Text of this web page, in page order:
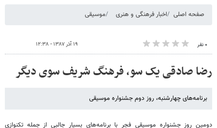
صفحه اصلی اخبار فرهنگی و هنری موسیقی
۰ نفر ۱۹ آذر ۱۳۸۷ - ۱۲:۳۸
رضا صادقی یک سو، فرهنگ شریف سوی دیگر
برنامه‌های چهارشنبه، روز دوم جشنواره موسیقی
دومین روز جشنواره موسیقی فجر با برنامه‌های بسیار جالبی از جمله تکنوازی